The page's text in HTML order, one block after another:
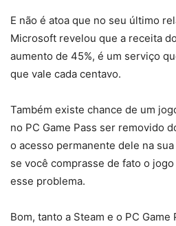
E não é atoa que no seu último
Microsoft revelou que a receita
aumento de 45%, é um serviço
que vale cada centavo.
Também existe chance de um
no PC Game Pass ser removido
o acesso permanente dele na
se você comprasse de fato o
esse problema.
Bom, tanto a Steam e o PC